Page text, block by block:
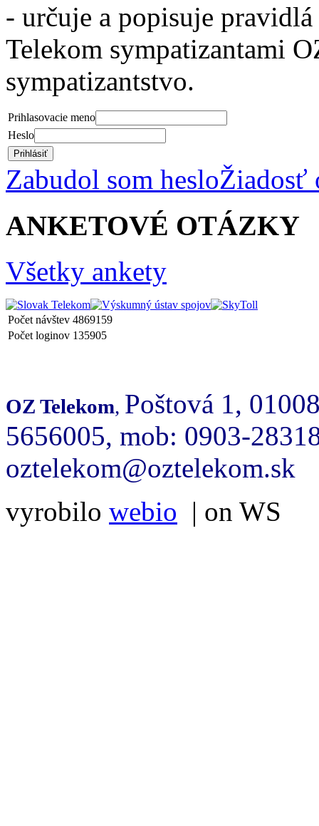
- určuje a popisuje
Telekom sympatizantami
sympatizantstvo.
Prihlasovacie meno
Heslo
Prihlásiť
Zabudol som hesloŽiadosť
ANKETOVÉ OTÁZKY
Všetky ankety
Počet návštev 4869159
Počet loginov 135905
OZ Telekom, Poštová 1,
5656005, mob: 0903-
oztelekom@oztelekom.sk
vyrobilo webio | on WS